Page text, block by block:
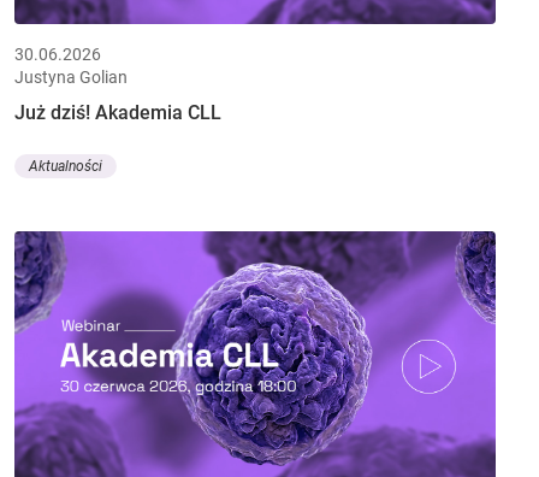
30.06.2026
Justyna Golian
Już dziś! Akademia CLL
Aktualności